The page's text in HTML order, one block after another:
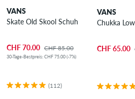
VANS
Skate Old Skool Schuh
CHF 70.00 CHF 85.00
30-Tage-Bestpreis: CHF 75.00 (-7%)
(112)
VANS
Chukka
CHF 65.00